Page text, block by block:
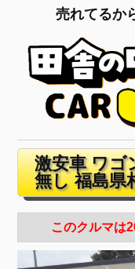
売れてるか
激安車 ワゴ
無し 福島県
このクルマは